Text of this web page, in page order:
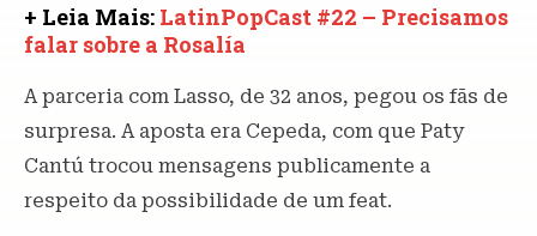
+ Leia Mais: LatinPopCast #22 – Precisamos
falar sobre a Rosalía
A parceria com Lasso, de 32 anos, pegou os fãs de
surpresa. A aposta era Cepeda, com que Paty
Cantú trocou mensagens publicamente a
respeito da possibilidade de um feat.